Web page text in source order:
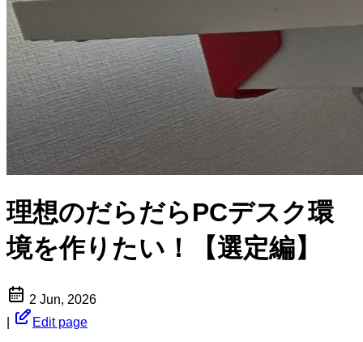
理想のだらだらPCデスク環
境を作りたい！【選定編】
2 Jun, 2026
Edit page